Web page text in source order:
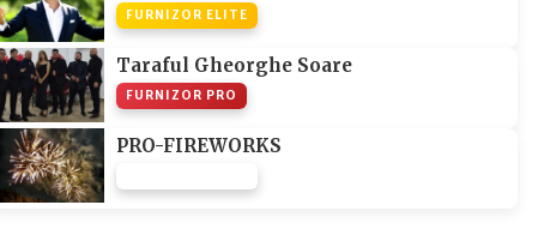
FURNIZOR ELITE
Taraful Gheorghe Soare
FURNIZOR PRO
PRO-FIREWORKS